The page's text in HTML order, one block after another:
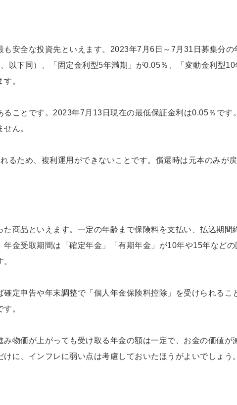
安全な投資先といえます。2023年7月6日～7月31日募集分の
以下同）、「固定金利型5年満期」が0.05％、「変動金利型10
。
ことです。2023年7月13日現在の最低保証金利は0.05％です
ん。
るため、複利運用ができないことです。償還時は元本のみが
商品といえます。一定の年齢まで保険料を支払い、払込期間
金受取期間は「確定年金」「有期年金」が10年や15年などの
定申告や年末調整で「個人年金保険料控除」を受けられるこ
。
物価が上がっても受け取る年金の額は一定で、お金の価値が
に、インフレに弱い点は考慮しておいたほうがよいでしょう。